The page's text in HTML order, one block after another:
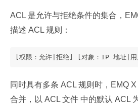
ACL 是允许与拒绝条件的集合，
描述 ACL 规则：
[权限：允许|拒绝] [对象：IP 地址|
同时具有多条 ACL 规则时，EMQ
合并，以 ACL 文件 中的默认 ACL